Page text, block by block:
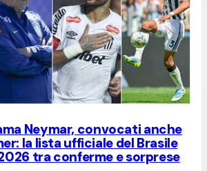
Neymar, convocati anche
la lista ufficiale del Brasile
tra conferme e sorprese